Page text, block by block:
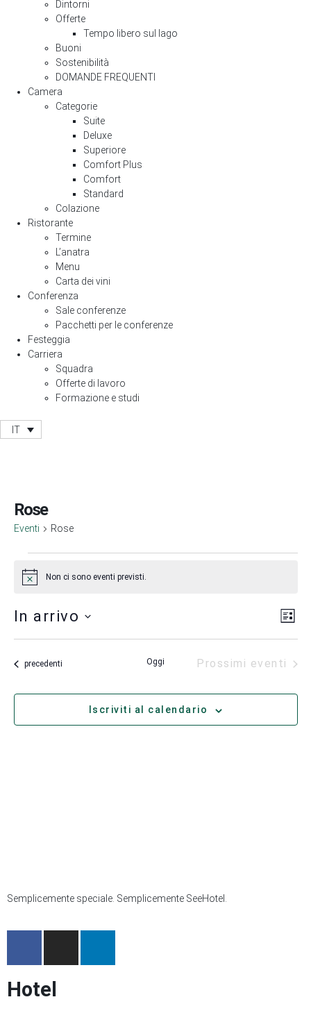
Dintorni
Offerte
Tempo libero sul lago
Buoni
Sostenibilità
DOMANDE FREQUENTI
Camera
Categorie
Suite
Deluxe
Superiore
Comfort Plus
Comfort
Standard
Colazione
Ristorante
Termine
L’anatra
Menu
Carta dei vini
Conferenza
Sale conferenze
Pacchetti per le conferenze
Festeggia
Carriera
Squadra
Offerte di lavoro
Formazione e studi
IT
Rose
Eventi Rose
Notice Non ci sono eventi previsti.
Lista
In arrivo
data.
Eventi
precedenti Oggi Prossimi eventi
Iscriviti al calendario
Semplicemente speciale. Semplicemente SeeHotel.
Hotel